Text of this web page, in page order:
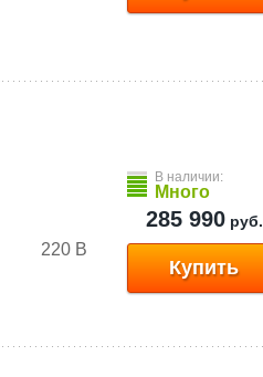
220 В
В наличии:
Много
285 990руб.
Купить